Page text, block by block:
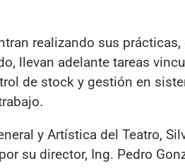
realizando sus
llevan adelante tareas
de stock y gestión en
y Artística del Teatro,
su director, Ing. Pedro